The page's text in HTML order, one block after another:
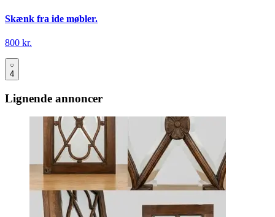
Skænk fra ide møbler.
800 kr.
4
Lignende annoncer